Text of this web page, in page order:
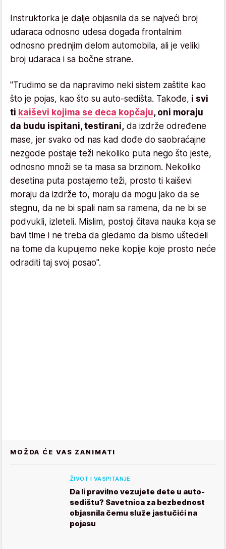
Instruktorka je dalje objasnila da se najveći broj
udaraca odnosno udesa događa frontalnim
odnosno prednjim delom automobila, ali je veliki
broj udaraca i sa bočne strane.
"Trudimo se da napravimo neki sistem zaštite kao
što je pojas, kao što su auto-sedišta. Takođe, i svi
ti kaiševi kojima se deca kopčaju, oni moraju
da budu ispitani, testirani, da izdrže određene
mase, jer svako od nas kad dođe do saobraćajne
nezgode postaje teži nekoliko puta nego što jeste,
odnosno množi se ta masa sa brzinom. Nekoliko
desetina puta postajemo teži, prosto ti kaiševi
moraju da izdrže to, moraju da mogu jako da se
stegnu, da ne bi spali nam sa ramena, da ne bi se
podvukli, izleteli. Mislim, postoji čitava nauka koja se
bavi time i ne treba da gledamo da bismo uštedeli
na tome da kupujemo neke kopije koje prosto neće
odraditi taj svoj posao".
MOŽDA ĆE VAS ZANIMATI
ŽIVOT I VASPITANJE
Da li pravilno vezujete dete u auto-
sedištu? Savetnica za bezbednost
objasnila čemu služe jastučići na
pojasu